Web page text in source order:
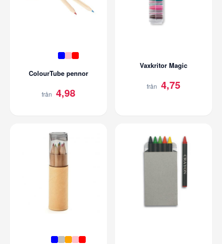
ColourTube pennor
från 4,98
Vaxkritor Magic
från 4,75